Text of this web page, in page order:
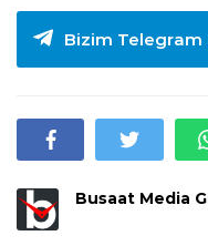
Bizim Telegram
Busaat Media